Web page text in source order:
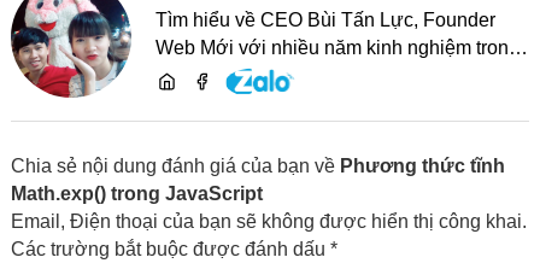
Tìm hiểu về CEO Bùi Tấn Lực, Founder
Web Mới với nhiều năm kinh nghiệm trong
lĩnh vực phát triển website, SEO và chia sẻ
Chia sẻ nội dung đánh giá của bạn về Phương thức tĩnh
Math.exp() trong JavaScript
Email, Điện thoại của bạn sẽ không được hiển thị công khai.
Các trường bắt buộc được đánh dấu *